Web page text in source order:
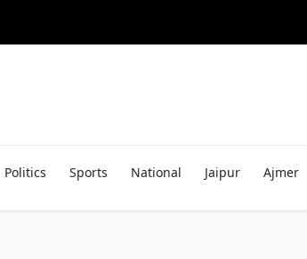
Politics Sports National Jaipur Ajmer